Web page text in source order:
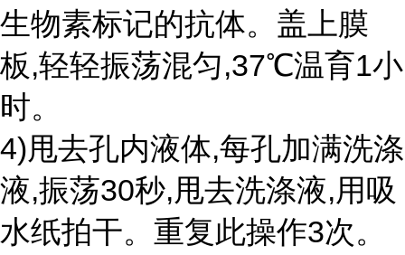
生物素标记的抗体。盖上膜
板,轻轻振荡混匀,37℃温育1小
时。
4)甩去孔内液体,每孔加满洗涤
液,振荡30秒,甩去洗涤液,用吸
水纸拍干。重复此操作3次。